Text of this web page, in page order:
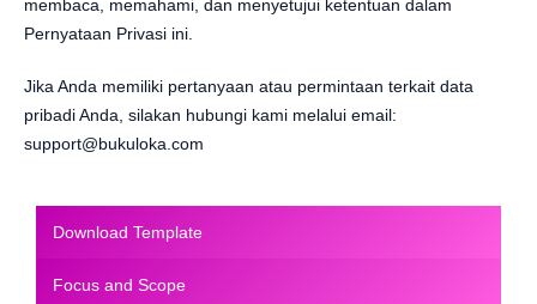
membaca, memahami, dan menyetujui ketentuan dalam
Pernyataan Privasi ini.
Jika Anda memiliki pertanyaan atau permintaan terkait data
pribadi Anda, silakan hubungi kami melalui email:
support@bukuloka.com
Download Template
Focus and Scope